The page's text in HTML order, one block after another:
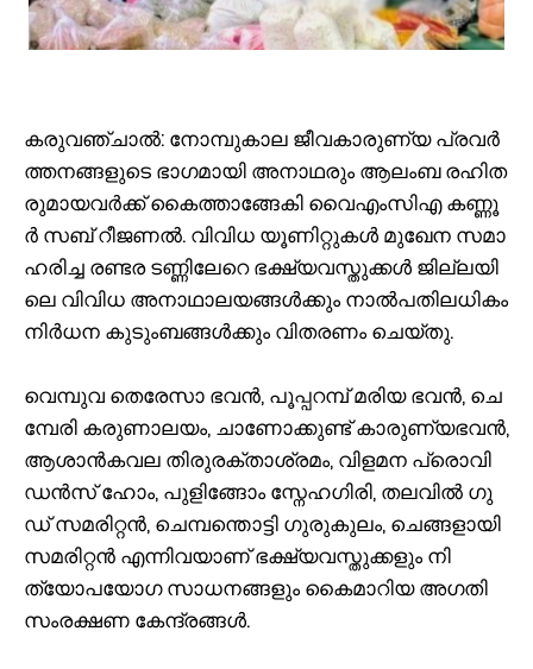
ക​രു​വ​ഞ്ചാ​ൽ: നോ​മ്പു​കാ​ല ജീ​വ​കാ​രു​ണ്യ പ്ര​വ​ർ​
ത്ത​ന​ങ്ങ​ളു​ടെ ഭാ​ഗ​മാ​യി അ​നാ​ഥ​രും ആ​ലം​ബ ര​ഹി​ത​
രു​മാ​യ​വ​ർ​ക്ക് കൈ​ത്താ​ങ്ങേ​കി വൈ​എം​സി​എ ക​ണ്ണൂ​
ർ സ​ബ് റീ​ജ​ണ​ൽ. വി​വി​ധ യൂ​ണി​റ്റു​ക​ൾ മു​ഖേ​ന സ​മാ​
ഹ​രി​ച്ച ര​ണ്ട​ര ട​ണ്ണി​ലേ​റെ ഭ​ക്ഷ്യ​വ​സ്തു​ക്ക​ൾ ജി​ല്ല​യി​
ലെ വി​വി​ധ അ​നാ​ഥാ​ല​യ​ങ്ങ​ൾ​ക്കും നാ​ൽ​പ​തി​ല​ധി​കം
നി​ർ​ധ​ന കു​ടും​ബ​ങ്ങ​ൾ​ക്കും വി​ത​ര​ണം ചെ​യ്തു.
വെ​മ്പു​വ തെ​രേ​സാ ഭ​വ​ൻ, പൂ​പ്പ​റ​മ്പ് മ​രി​യ ഭ​വ​ൻ, ചെ​
മ്പേ​രി ക​രു​ണാ​ല​യം, ചാ​ണോ​ക്കു​ണ്ട് കാ​രു​ണ്യ​ഭ​വ​ൻ,
ആ​ശാ​ൻ​ക​വ​ല തി​രു​ര​ക്താ​ശ്ര​മം, വി​ള​മ​ന പ്രൊ​വി​
ഡ​ൻ​സ് ഹോം, ​പു​ളി​ങ്ങോം സ്നേ​ഹ​ഗി​രി, ത​ല​വി​ൽ ഗു​
ഡ് സ​മ​രി​റ്റ​ൻ, ചെ​മ്പ​ന്തൊ​ട്ടി ഗു​രു​കു​ലം, ചെ​ങ്ങ​ളാ​യി
സ​മ​രി​റ്റ​ൻ എ​ന്നി​വ​യാ​ണ് ഭ​ക്ഷ്യ​വ​സ്തു​ക്ക​ളും നി​
ത്യോ​പ​യോ​ഗ സാ​ധ​ന​ങ്ങ​ളും കൈ​മാ​റി​യ അ​ഗ​തി
സം​ര​ക്ഷ​ണ കേ​ന്ദ്ര​ങ്ങ​ൾ.